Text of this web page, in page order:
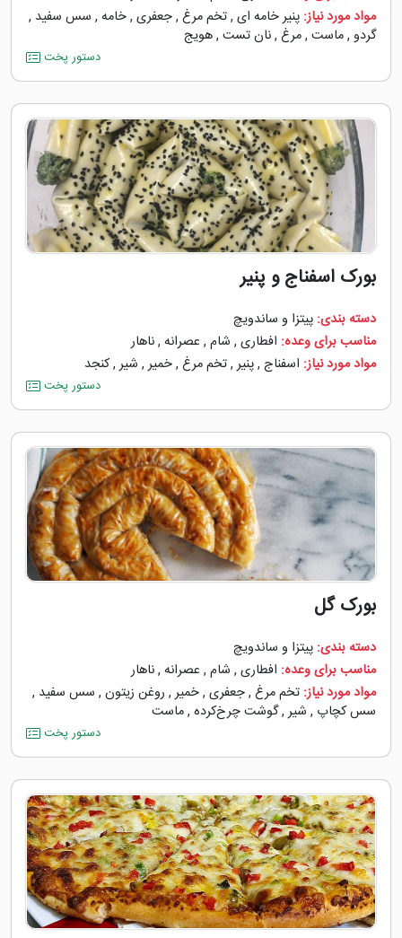
مواد مورد نیاز: پنیر خامه ای ,تخم مرغ ,جعفری ,خامه , سس سفید ,
گردو ,ماست ,مرغ ,نان تست ,هویج
دستور پخت
بورک اسفناج و پنیر
دسته بندی: پیتزا و ساندویچ
مناسب برای وعده: افطاری , شام , عصرانه ,ناهار
مواد مورد نیاز: اسفناج ,پنیر,تخم مرغ ,خمیر, شیر,کنجد
دستور پخت
بورک گل
دسته بندی: پیتزا و ساندویچ
مناسب برای وعده: افطاری , شام , عصرانه ,ناهار
مواد مورد نیاز: تخم مرغ ,جعفری ,خمیر, روغن زیتون , سس سفید ,
سس کچاپ , شیر,گوشت چرخ‌کرده ,ماست
دستور پخت